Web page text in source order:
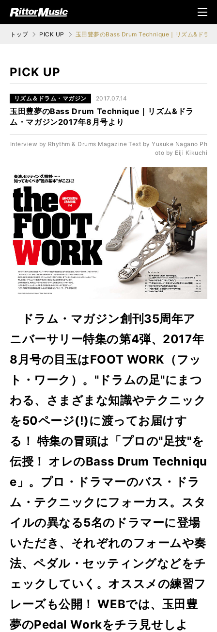
ジック (Rittor Musi
メニ
ュ
トップ PICK UP 玉田豊夢のBass Drum Technique｜リズム&ドラ
PICK UP
リズム＆ドラム・マガジン 2017.07.14
玉田豊夢のBass Drum Technique｜リズム&ドラ
ム・マガジン2017年8月号より
Interview by Rhythm & Drums Magazine Text by Yusuke Nagano Ph
oto by Eiji Kikuchi
ドラム・マガジン創刊35周年ア
ニバーサリー特集の第4弾、2017年
8月号の目玉はFOOT WORK（フッ
ト・ワーク）。"ドラムの足"にまつ
わる、さまざまな知識やテクニック
を50ページ(!)に渡ってお届けす
る！ 特集の冒頭は「プロの"足技"を
伝授！ オレのBass Drum Techniqu
e」。プロ・ドラマーのバス・ドラ
ム・テクニックにフォーカス。スタ
イルの異なる5名のドラマーに登場
いただき、それぞれのフォームや奏
法、ペダル・セッティングなどをチ
ェックしていく。オススメの練習フ
レーズも公開！ WEBでは、玉田豊
夢のPedal Workをチラ見せしよ